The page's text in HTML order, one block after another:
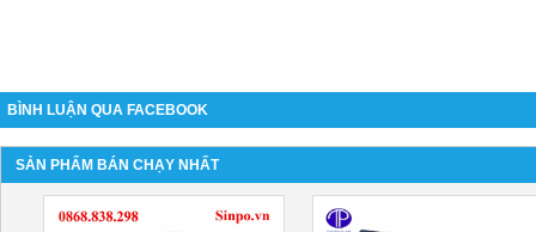
BÌNH LUẬN QUA FACEBOOK
SẢN PHẨM BÁN CHẠY NHẤT